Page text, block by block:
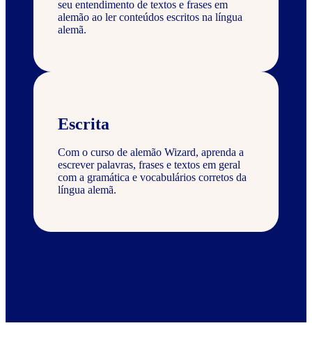
seu entendimento de textos e frases em
alemão ao ler conteúdos escritos na língua
alemã.
Escrita
Com o curso de alemão Wizard, aprenda a
escrever palavras, frases e textos em geral
com a gramática e vocabulários corretos da
língua alemã.